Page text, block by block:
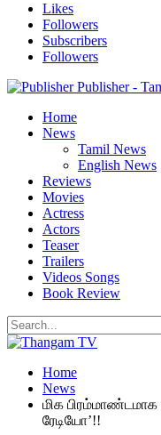
Likes
Followers
Subscribers
Followers
Publisher -
Home
News
Tamil News
English News
Reviews
Movies
Actress
Actors
Teaser
Trailers
Videos Songs
Book Review
Home
News
மிக
ரேடியோ’!!